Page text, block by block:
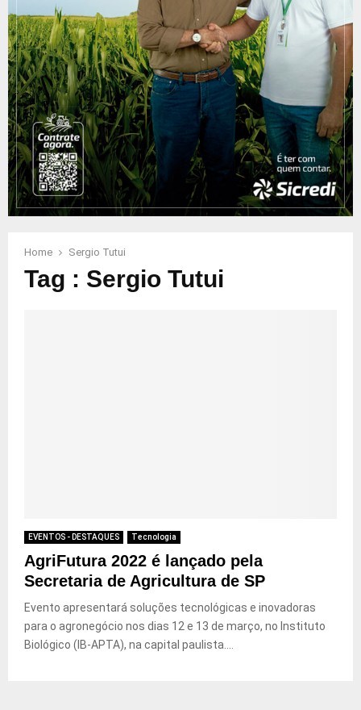
Home Sergio Tutui
Tag : Sergio Tutui
EVENTOS - DESTAQUES Tecnologia
AgriFutura 2022 é lançado pela
Secretaria de Agricultura de SP
Evento apresentará soluções tecnológicas e inovadoras
para o agronegócio nos dias 12 e 13 de março, no Instituto
Biológico (IB-APTA), na capital paulista....